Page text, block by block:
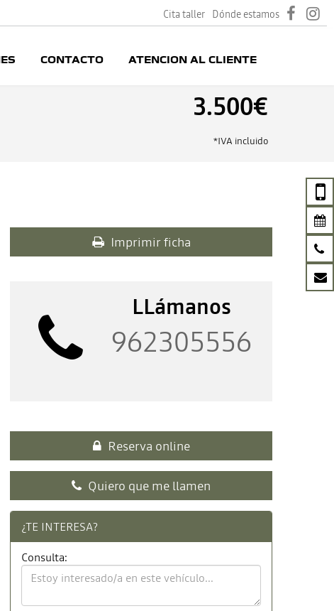
Cita taller Dónde estamos
CONTACTO ATENCION AL CLIENTE
3.500€
*IVA incluido
Imprimir ficha
LLámanos
962305556
Reserva online
Quiero que me llamen
¿TE INTERESA?
Consulta: